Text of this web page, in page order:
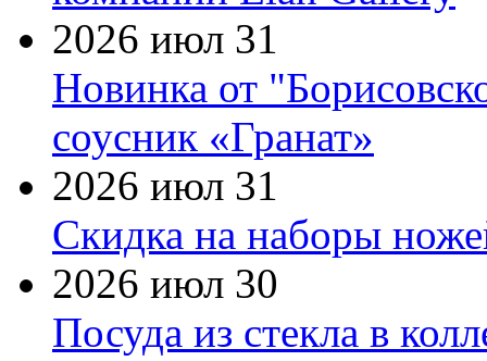
2026 июл 31
Новинка от
соусник «Гранат»
2026 июл 31
Скидка на наборы
2026 июл 30
Посуда из стекла в